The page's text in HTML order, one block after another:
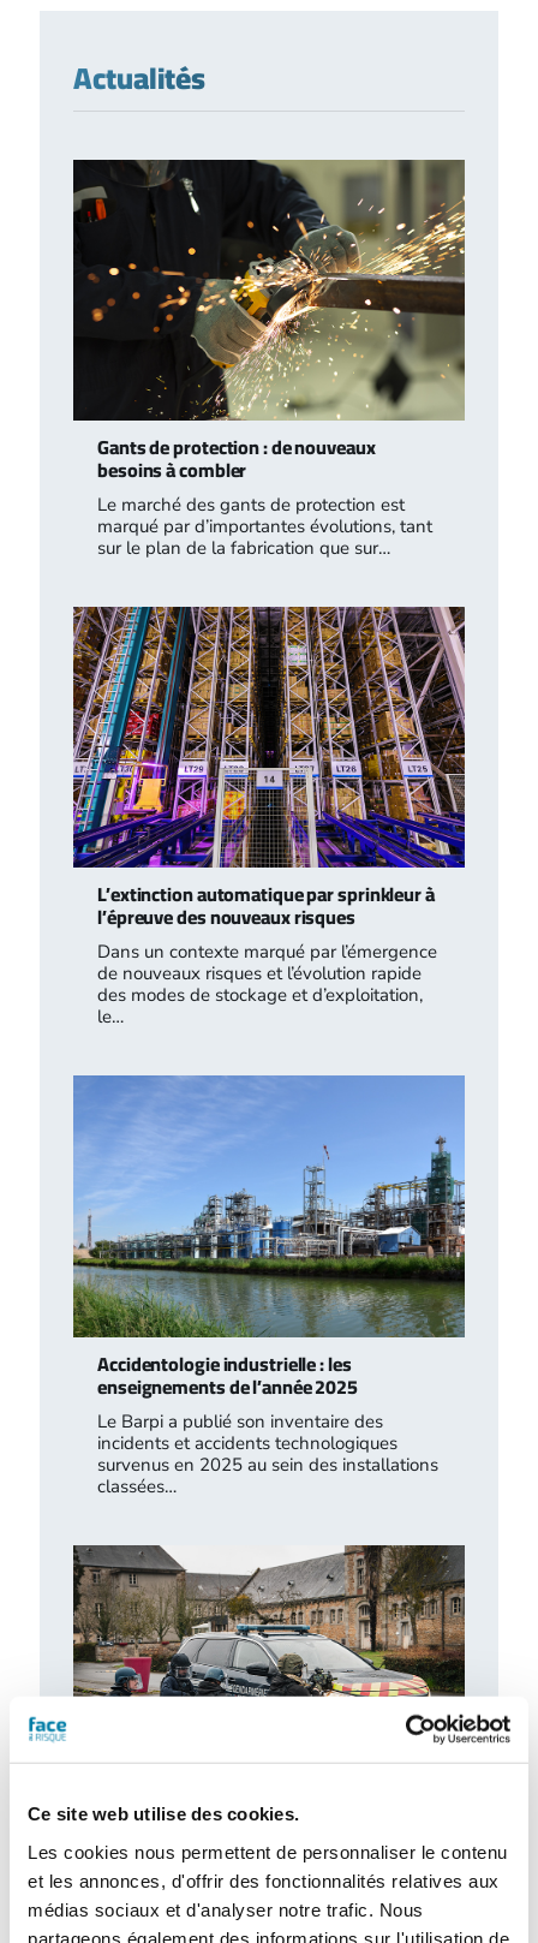
Ce site web utilise des cookies.
Les cookies nous permettent de personnaliser le contenu
et les annonces, d'offrir des fonctionnalités relatives aux
médias sociaux et d'analyser notre trafic. Nous
partageons également des informations sur l'utilisation de
Actualités
Gants de protection : de nouveaux
besoins à combler
Le marché des gants de protection est
marqué par d’importantes évolutions, tant
sur le plan de la fabrication que sur…
L’extinction automatique par sprinkleur à
l’épreuve des nouveaux risques
Dans un contexte marqué par l’émergence
de nouveaux risques et l’évolution rapide
des modes de stockage et d’exploitation,
le…
Accidentologie industrielle : les
enseignements de l’année 2025
Le Barpi a publié son inventaire des
incidents et accidents technologiques
survenus en 2025 au sein des installations
classées…
Retour d’expérience : exercice attentat au
CH de l’Estran
Le centre hospitalier de l’Estran a organisé,
le 10 février 2026, un exercice attentat
terroriste de grande ampleur. Romain…